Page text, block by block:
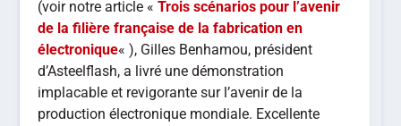
(voir notre article «Trois scénarios pour l’avenir
de la filière française de la fabrication en
électronique« ), Gilles Benhamou, président
d’Asteelflash, a livré une démonstration
implacable et revigorante sur l’avenir de la
production électronique mondiale. Excellente